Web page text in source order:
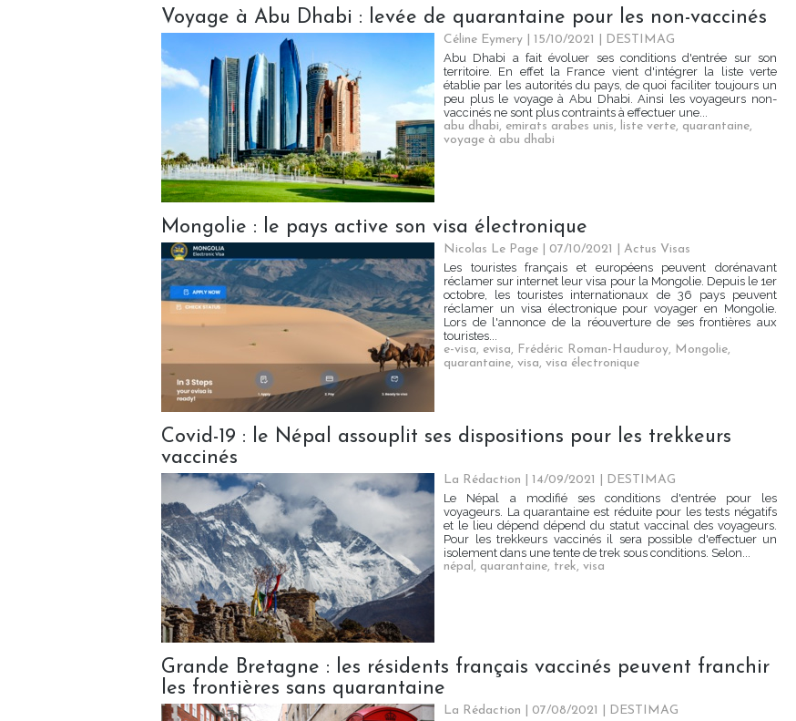
Voyage à Abu Dhabi : levée de quarantaine pour les non-vaccinés
Céline Eymery | 15/10/2021
DESTIMAG
Abu Dhabi a fait évoluer ses conditions d'entrée sur son
territoire. En effet la France vient d'intégrer la liste verte
établie par les autorités du pays, de quoi faciliter toujours un
peu plus le voyage à Abu Dhabi. Ainsi les voyageurs non-
vaccinés ne sont plus contraints à effectuer une...
abu dhabi, emirats arabes unis, liste verte, quarantaine,
voyage à abu dhabi
Mongolie : le pays active son visa électronique
Nicolas Le Page | 07/10/2021
Actus Visas
Les touristes français et européens peuvent dorénavant
réclamer sur internet leur visa pour la Mongolie. Depuis le 1er
octobre, les touristes internationaux de 36 pays peuvent
réclamer un visa électronique pour voyager en Mongolie.
Lors de l'annonce de la réouverture de ses frontières aux
touristes...
e-visa, evisa, Frédéric Roman-Hauduroy, Mongolie,
quarantaine, visa, visa électronique
Covid-19 : le Népal assouplit ses dispositions pour les trekkeurs
vaccinés
La Rédaction | 14/09/2021
DESTIMAG
Le Népal a modifié ses conditions d'entrée pour les
voyageurs. La quarantaine est réduite pour les tests négatifs
et le lieu dépend dépend du statut vaccinal des voyageurs.
Pour les trekkeurs vaccinés il sera possible d'effectuer un
isolement dans une tente de trek sous conditions. Selon...
népal, quarantaine, trek, visa
Grande Bretagne : les résidents français vaccinés peuvent franchir
les frontières sans quarantaine
La Rédaction | 07/08/2021
DESTIMAG